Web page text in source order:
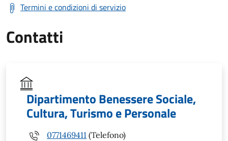
Termini e condizioni di servizio
Contatti
Dipartimento Benessere Sociale,
Cultura, Turismo e Personale
0771469411 (Telefono)